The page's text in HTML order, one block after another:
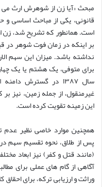
مبحث «آیا زن از شوهرش ارث می
قانونی، یکی از مباحث اساسی
است. همانطور که تشریح شد، زن
بر اینکه در زمان فوت شوهر در
نداشته باشد. میزان این سهم
برای متوفی، یک هشتم یا یک
سال ۱۳۸۷ در گسترش
غیرمنقول، از جمله زمین، نیز
این زمینه تقویت کرده است.
همچنین موارد خاصی نظیر عدم
پس از طلاق، نحوه تقسیم سهم
(مانند قتل و کفر) نیز ابعاد
آگاهی از گام های عملی برای
وراثت و ارزیابی ترکه، برای